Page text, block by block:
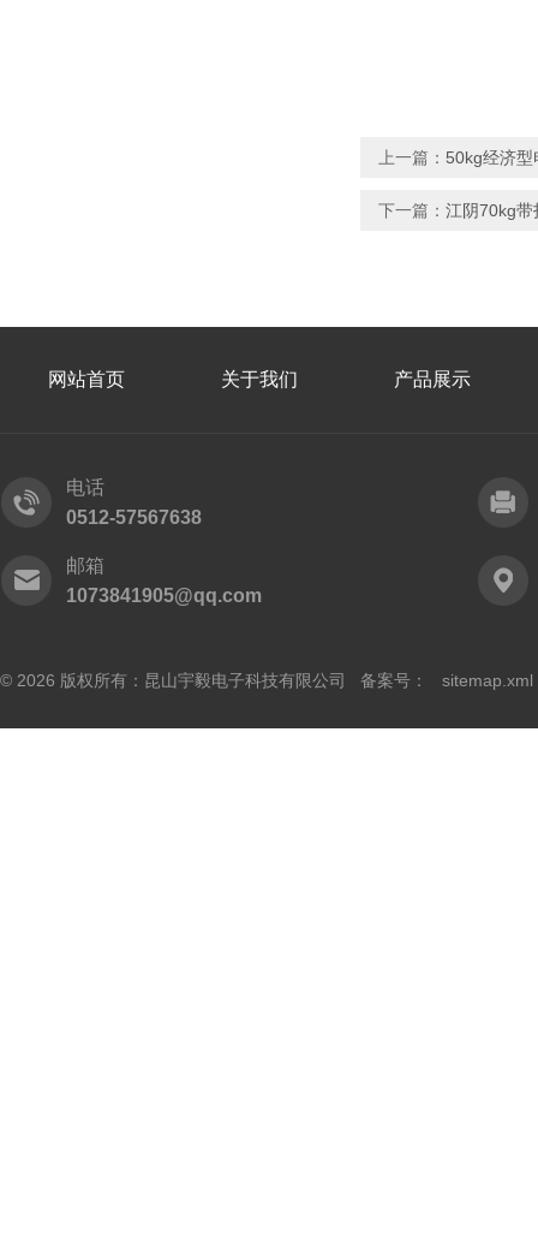
上一篇： 50kg经济型
下一篇： 江阴70kg带
网站首页 关于我们 产品展示
电话
0512-57567638
邮箱
1073841905@qq.com
© 2026 版权所有：昆山宇毅电子科技有限公司 备案号： sitemap.xml